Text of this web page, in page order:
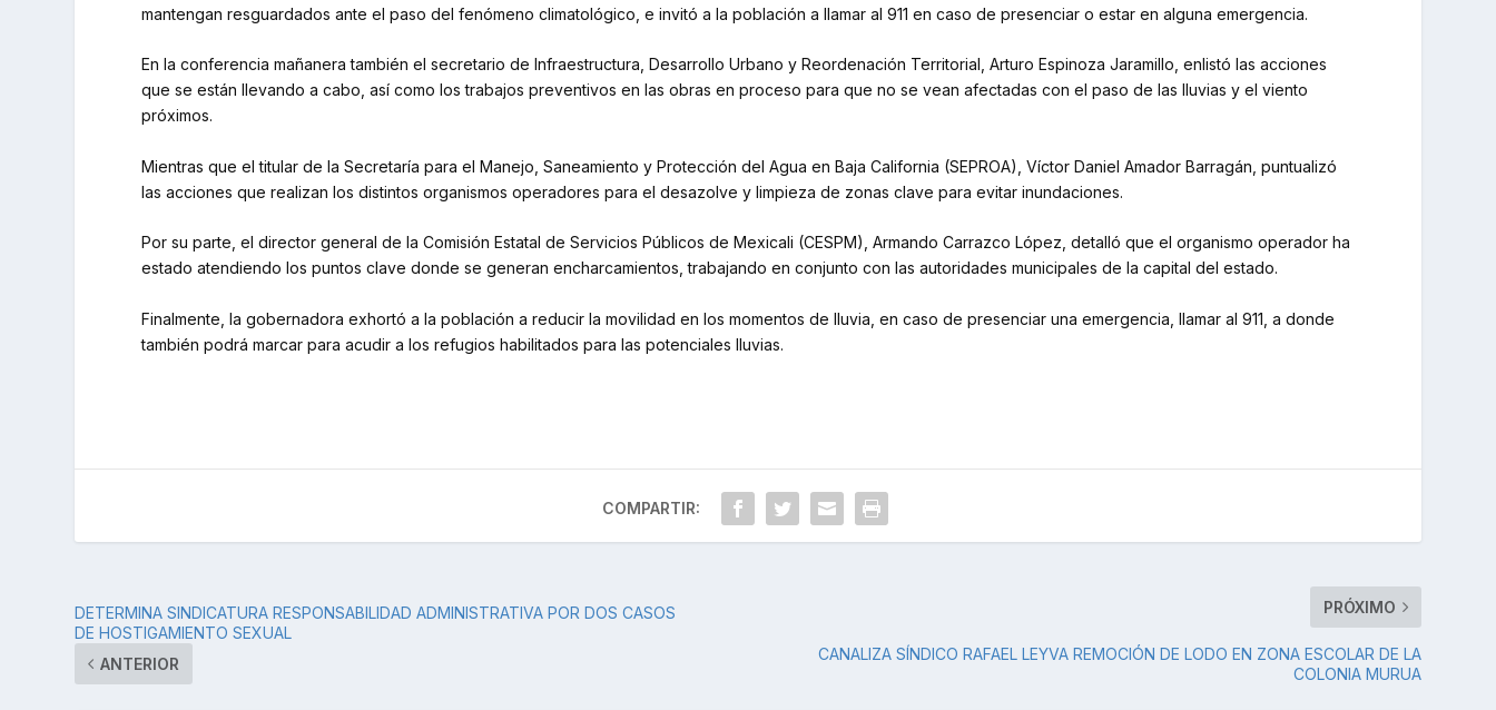
mantengan resguardados ante el paso del fenómeno climatológico, e invitó a la población a llamar al 911 en caso de presenciar o estar en alguna emergencia.
En la conferencia mañanera también el secretario de Infraestructura, Desarrollo Urbano y Reordenación Territorial, Arturo Espinoza Jaramillo, enlistó las acciones
que se están llevando a cabo, así como los trabajos preventivos en las obras en proceso para que no se vean afectadas con el paso de las lluvias y el viento
próximos.
Mientras que el titular de la Secretaría para el Manejo, Saneamiento y Protección del Agua en Baja California (SEPROA), Víctor Daniel Amador Barragán, puntualizó
las acciones que realizan los distintos organismos operadores para el desazolve y limpieza de zonas clave para evitar inundaciones.
Por su parte, el director general de la Comisión Estatal de Servicios Públicos de Mexicali (CESPM), Armando Carrazco López, detalló que el organismo operador ha
estado atendiendo los puntos clave donde se generan encharcamientos, trabajando en conjunto con las autoridades municipales de la capital del estado.
Finalmente, la gobernadora exhortó a la población a reducir la movilidad en los momentos de lluvia, en caso de presenciar una emergencia, llamar al 911, a donde
también podrá marcar para acudir a los refugios habilitados para las potenciales lluvias.
COMPARTIR:
DETERMINA SINDICATURA RESPONSABILIDAD ADMINISTRATIVA POR DOS CASOS
DE HOSTIGAMIENTO SEXUAL
ANTERIOR
PRÓXIMO
CANALIZA SÍNDICO RAFAEL LEYVA REMOCIÓN DE LODO EN ZONA ESCOLAR DE LA
COLONIA MURUA